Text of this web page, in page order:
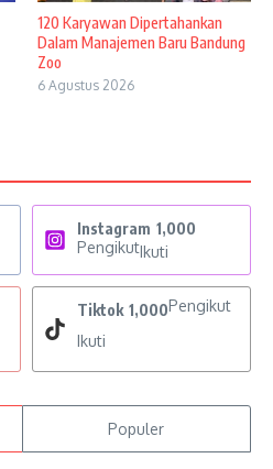
120 Karyawan Dipertahankan
Dalam Manajemen Baru Bandung
Zoo
6 Agustus 2026
Instagram 1,000
PengikutIkuti
Tiktok 1,000Pengikut
Ikuti
Populer